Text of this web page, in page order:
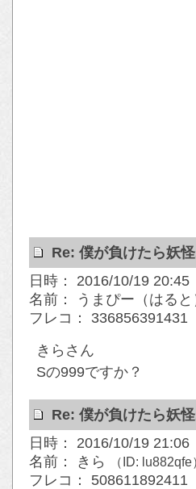
Re: 僕が負けたら妖
日時： 2016/10/19 20:45
名前： うまぴー（はると
フレコ： 336856391431
きらさん
Sの999ですか？
Re: 僕が負けたら妖
日時： 2016/10/19 21:06
名前： きら
（ID: lu882qfe
フレコ： 508611892411